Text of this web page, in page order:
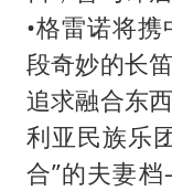
•格雷诺将
段奇妙的长
追求融合东
利亚民族乐
合”的夫妻